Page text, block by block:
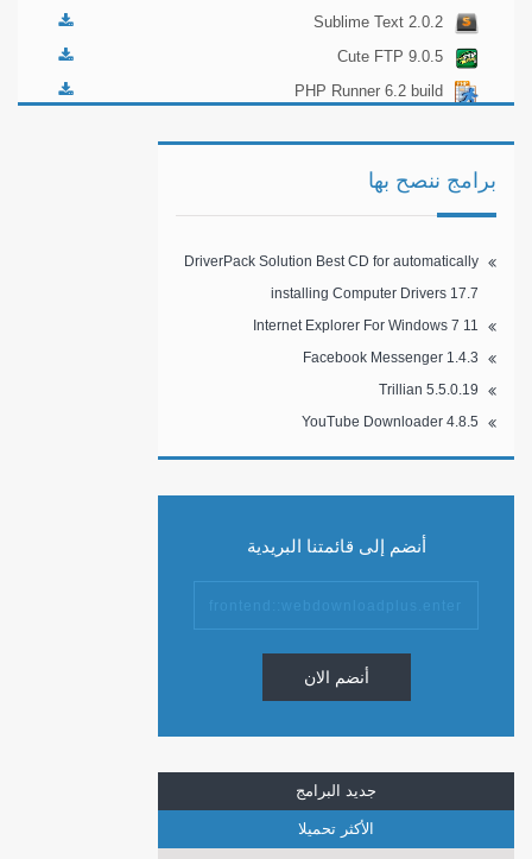
2012 Express
Sublime Text 2.0.2
Cute FTP 9.0.5
PHP Runner 6.2 build
برامج ننصح بها
DriverPack Solution Best CD for automatically
installing Computer Drivers 17.7
Internet Explorer For Windows 7 11
Facebook Messenger 1.4.3
Trillian 5.5.0.19
YouTube Downloader 4.8.5
أنضم إلى قائمتنا البريدية
أنضم الان
جديد البرامج
الأكثر تحميلا